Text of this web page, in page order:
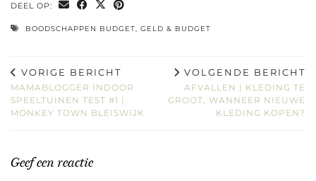
DEEL OP:
BOODSCHAPPEN BUDGET, GELD & BUDGET
VORIGE BERICHT
MAMABLOGGER INDOOR
SPEELTUINEN TEST #1 |
MONKEY TOWN BLEISWIJK
VOLGENDE BERICHT
AFVALLEN | KLEDING TE
GROOT, WANNEER NIEUWE
KLEDING KOPEN?
Geef een reactie